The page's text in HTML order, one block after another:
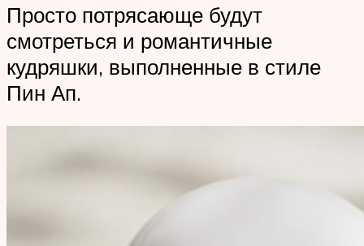
Просто потрясающе будут
смотреться и романтичные
кудряшки, выполненные в стиле
Пин Ап.